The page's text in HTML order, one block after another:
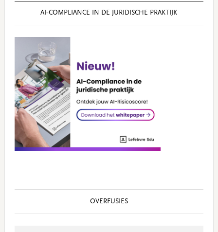
AI‑COMPLIANCE IN DE JURIDISCHE PRAKTIJK
OVERFUSIES